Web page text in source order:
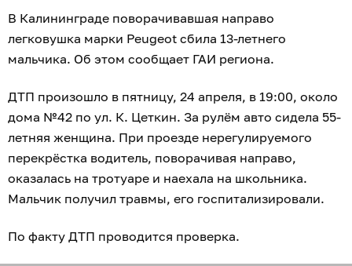
В Калининграде поворачивавшая направо
легковушка марки Peugeot сбила 13-летнего
мальчика. Об этом сообщает ГАИ региона.
ДТП произошло в пятницу, 24 апреля, в 19:00, около
дома №42 по ул. К. Цеткин. За рулём авто сидела 55-
летняя женщина. При проезде нерегулируемого
перекрёстка водитель, поворачивая направо,
оказалась на тротуаре и наехала на школьника.
Мальчик получил травмы, его госпитализировали.
По факту ДТП проводится проверка.